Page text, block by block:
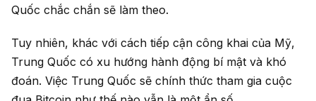
Quốc chắc chắn sẽ làm theo.
Tuy nhiên, khác với cách tiếp cận công khai của Mỹ,
Trung Quốc có xu hướng hành động bí mật và khó
đoán. Việc Trung Quốc sẽ chính thức tham gia cuộc